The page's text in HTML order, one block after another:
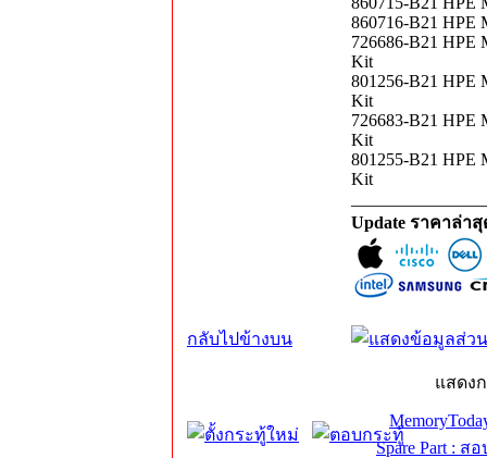
860716-B21 HPE
726686-B21 HPE
Kit
801256-B21 HPE
Kit
726683-B21 HPE
Kit
801255-B21 HPE
Kit
Update ราคาล่า
กลับไปข้างบน
แสดง
Spare Part : ส